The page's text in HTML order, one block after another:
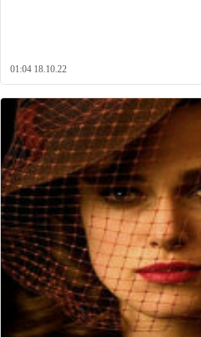
01:04 18.10.22